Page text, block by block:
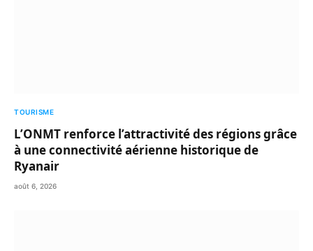
TOURISME
L’ONMT renforce l’attractivité des régions grâce
à une connectivité aérienne historique de
Ryanair
août 6, 2026